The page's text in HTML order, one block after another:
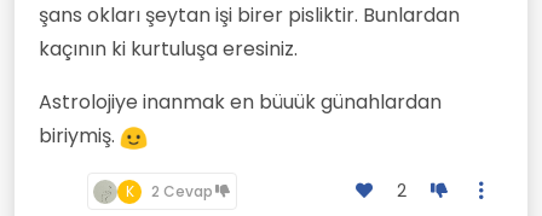
şans okları şeytan işi birer pisliktir. Bunlardan
kaçının ki kurtuluşa eresiniz.
Astrolojiye inanmak en büuük günahlardan
biriymiş.
K 2 Cevap 2